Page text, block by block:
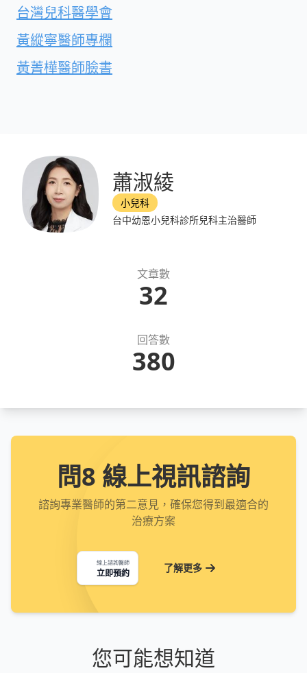
台灣兒科醫學會
黃縱寧醫師專欄
黃菁樺醫師臉書
蕭淑綾
小兒科
台中幼恩小兒科診所兒科主治醫師
文章數
32
回答數
380
問8 線上視訊諮詢
諮詢專業醫師的第二意見，確保您得到最適合的
治療方案
線上諮詢醫師
立即預約 了解更多
您可能想知道